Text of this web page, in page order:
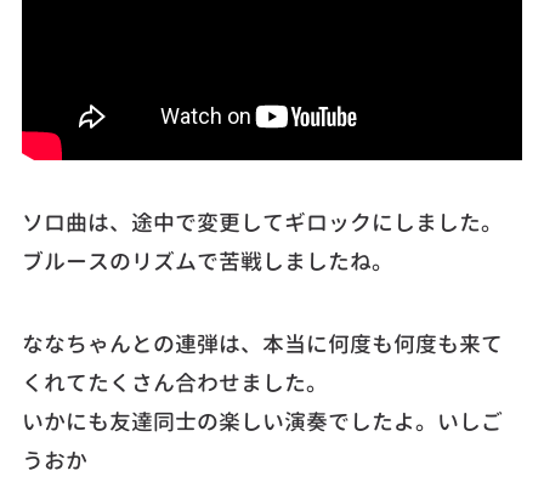
ソロ曲は、途中で変更してギロックにしました。
ブルースのリズムで苦戦しましたね。
ななちゃんとの連弾は、本当に何度も何度も来て
くれてたくさん合わせました。
いかにも友達同士の楽しい演奏でしたよ。いしご
うおか